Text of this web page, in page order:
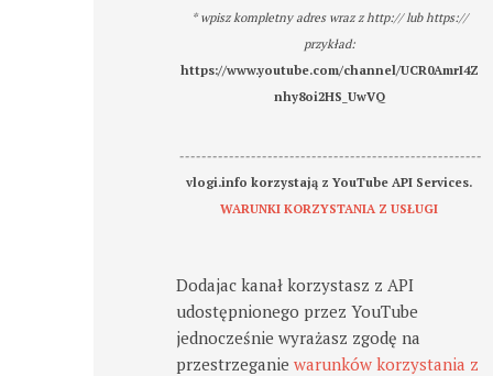
* wpisz kompletny adres wraz z http:// lub https://
przykład:
https://www.youtube.com/channel/UCR0AmrI4Z
nhy8oi2HS_UwVQ
-------------------------------------------------------
vlogi.info korzystają z YouTube API Services.
WARUNKI KORZYSTANIA Z USŁUGI
Dodajac kanał korzystasz z API
udostępnionego przez YouTube
jednocześnie wyrażasz zgodę na
przestrzeganiewarunków korzystania z